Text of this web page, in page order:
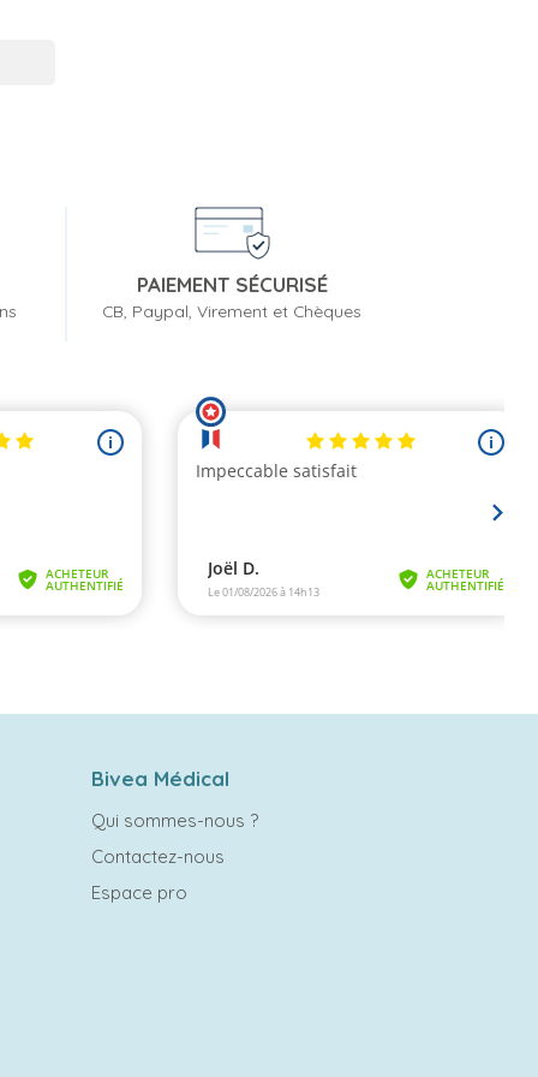
PAIEMENT SÉCURISÉ
CB, Paypal, Virement et Chèques
Bivea Médical
Qui sommes-nous ?
Contactez-nous
Espace pro